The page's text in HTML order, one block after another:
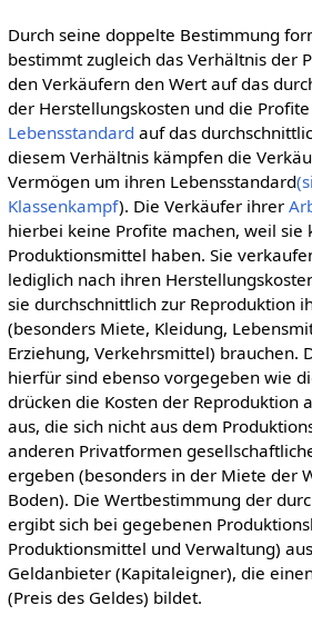
Durch seine doppelte Bestimmung
bestimmt zugleich das Verhältnis der
den Verkäufern den Wert auf das
der Herstellungskosten und die
Lebensstandard auf das
diesem Verhältnis kämpfen die
Vermögen um ihren Lebensstandard
Klassenkampf). Die Verkäufer ihrer
hierbei keine Profite machen, weil sie
Produktionsmittel haben. Sie
lediglich nach ihren
sie durchschnittlich zur Reproduktion
(besonders Miete, Kleidung,
Erziehung, Verkehrsmittel) brauchen.
hierfür sind ebenso vorgegeben wie
drücken die Kosten der Reproduktion
aus, die sich nicht aus dem
anderen Privatformen
ergeben (besonders in der Miete der
Boden). Die Wertbestimmung der
ergibt sich bei gegebenen
Produktionsmittel und Verwaltung)
Geldanbieter (Kapitaleigner), die
(Preis des Geldes) bildet.